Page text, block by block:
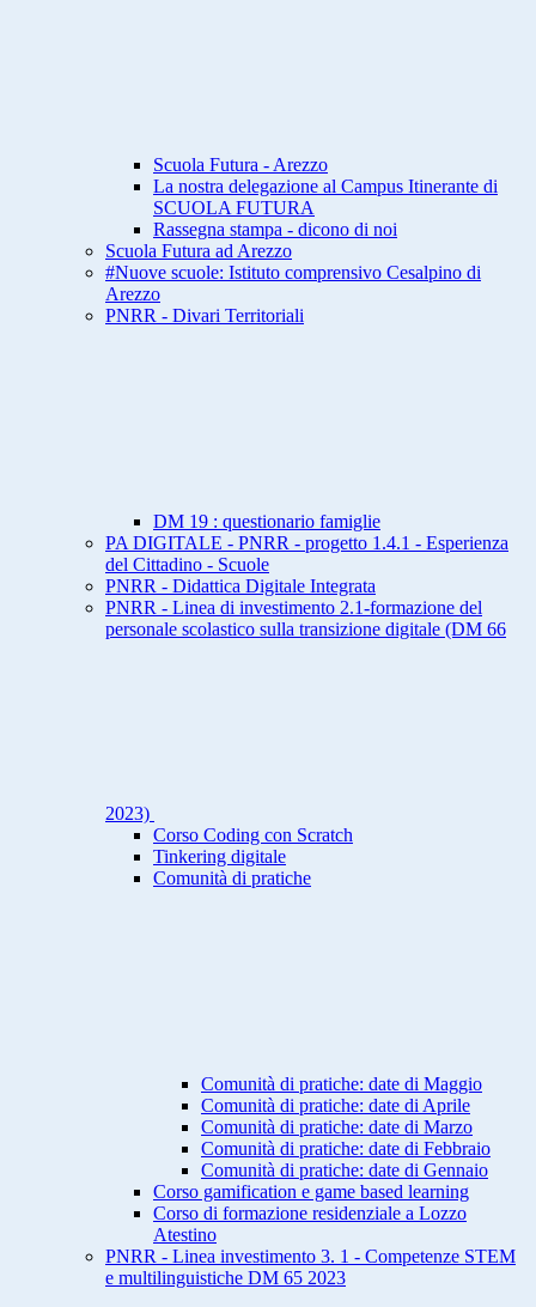
Scuola Futura - Arezzo
La nostra delegazione al Campus Itinerante di
SCUOLA FUTURA
Rassegna stampa - dicono di noi
Scuola Futura ad Arezzo
#Nuove scuole: Istituto comprensivo Cesalpino di
Arezzo
PNRR - Divari Territoriali
DM 19 : questionario famiglie
PA DIGITALE - PNRR - progetto 1.4.1 - Esperienza
del Cittadino - Scuole
PNRR - Didattica Digitale Integrata
PNRR - Linea di investimento 2.1-formazione del
personale scolastico sulla transizione digitale (DM 66
2023)
Corso Coding con Scratch
Tinkering digitale
Comunità di pratiche
Comunità di pratiche: date di Maggio
Comunità di pratiche: date di Aprile
Comunità di pratiche: date di Marzo
Comunità di pratiche: date di Febbraio
Comunità di pratiche: date di Gennaio
Corso gamification e game based learning
Corso di formazione residenziale a Lozzo
Atestino
PNRR - Linea investimento 3. 1 - Competenze STEM
e multilinguistiche DM 65 2023